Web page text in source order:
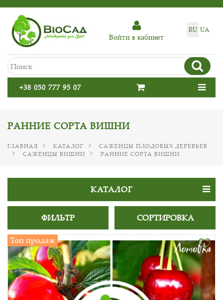
RU UA
Войти в кабинет
+38 050 777 95 07
РАННИЕ СОРТА ВИШНИ
ГЛАВНАЯ КАТАЛОГ
САЖЕНЦЫ ПЛОДОВЫХ ДЕРЕВЬЕВ
САЖЕНЦЫ ВИШНИ
РАННИЕ СОРТА ВИШНИ
КАТАЛОГ
ФИЛЬТР СОРТИРОВКА
Топ продаж